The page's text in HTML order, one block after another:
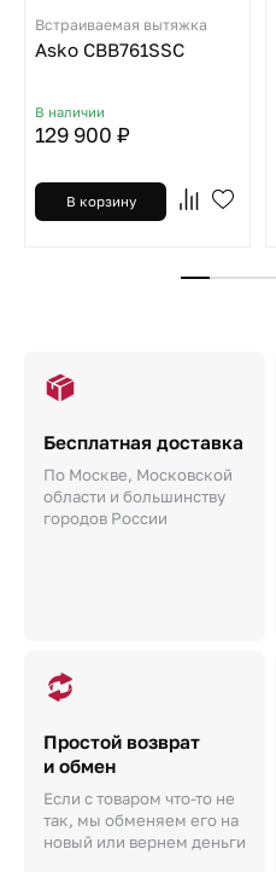
Встраиваемая вытяжка
Asko CBB761SSC
В наличии
129 900 ₽
В корзину
Бесплатная доставка
По Москве, Московской
области и большинству
городов России
Простой возврат
и обмен
Если с товаром что-то не
так, мы обменяем его на
новый или вернем деньги